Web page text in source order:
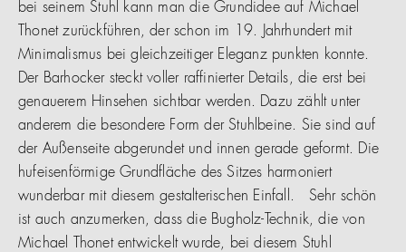
bei seinem Stuhl kann man die Grundidee auf Michael
Thonet zurückführen, der schon im 19. Jahrhundert mit
Minimalismus bei gleichzeitiger Eleganz punkten konnte.
Der Barhocker steckt voller raffinierter Details, die erst bei
genauerem Hinsehen sichtbar werden. Dazu zählt unter
anderem die besondere Form der Stuhlbeine. Sie sind auf
der Außenseite abgerundet und innen gerade geformt. Die
hufeisenförmige Grundfläche des Sitzes harmoniert
wunderbar mit diesem gestalterischen Einfall. Sehr schön
ist auch anzumerken, dass die Bugholz-Technik, die von
Michael Thonet entwickelt wurde, bei diesem Stuhl